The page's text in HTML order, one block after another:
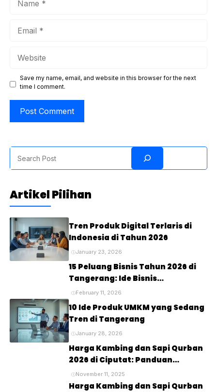
Save my name, email, and website in this browser for the next
time I comment.
Artikel Pilihan
Tren Produk Digital Terlaris di
Indonesia di Tahun 2026
January 23, 2026
15 Peluang Bisnis Tahun 2026 di
Tangerang: Ide Bisnis
Menjanjikan untuk Masa Depan
February 11, 2026
10 Ide Produk UMKM yang Sedang
Tren di Tangerang
January 28, 2026
Harga Kambing dan Sapi Qurban
2026 di Ciputat: Panduan
Lengkap untuk Perayaan Idul
Adha
November 11, 2025
Harga Kambing dan Sapi Qurban